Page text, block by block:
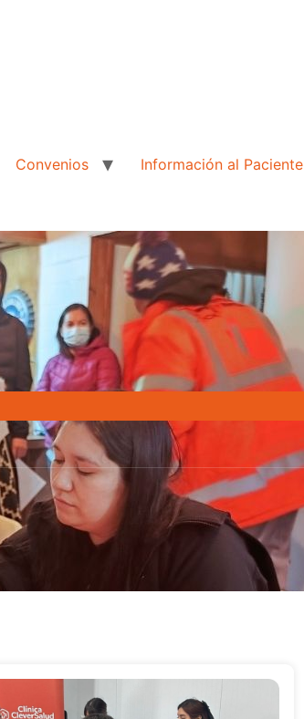
Convenios Información al Paciente